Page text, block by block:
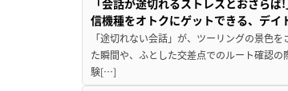
信機種をオトクにゲットできる、デイ
「途切れない会話」が、ツーリングの景色
た瞬間や、ふとした交差点でのルート確認
験[…]